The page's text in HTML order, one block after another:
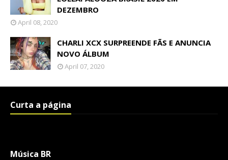
DEZEMBRO
April 08, 2020
CHARLI XCX SURPREENDE FÃS E ANUNCIA
NOVO ÁLBUM
April 07, 2020
Curta a página
Música BR